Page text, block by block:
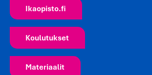
Ikaopisto.fi
Koulutukset
Materiaalit